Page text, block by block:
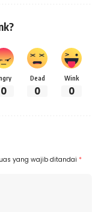
0
Dead
0
Wink
0
yang wajib ditandai *